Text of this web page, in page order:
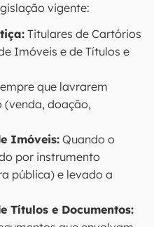
vigente:
Titulares de Cartórios
Imóveis e de Títulos e
que lavrarem
(venda, doação,
Imóveis: Quando o
por instrumento
pública) e levado a
Títulos e Documentos: